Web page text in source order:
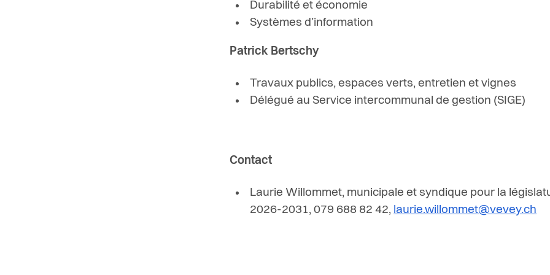
Durabilité et économie
Systèmes d’information
Patrick Bertschy
Travaux publics, espaces verts, entretien et vignes
Délégué au Service intercommunal de gestion (SIGE)
Contact
Laurie Willommet, municipale et syndique pour la
2026-2031, 079 688 82 42, laurie.willommet@vevey.ch